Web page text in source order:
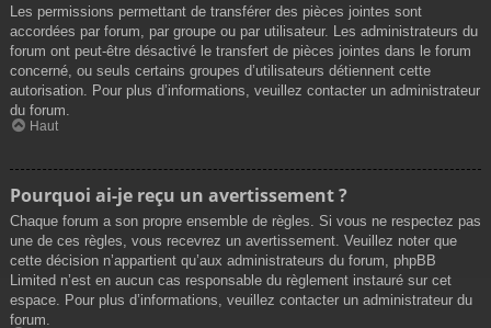
Les permissions permettant de transférer des pièces jointes sont
accordées par forum, par groupe ou par utilisateur. Les administrateurs du
forum ont peut-être désactivé le transfert de pièces jointes dans le forum
concerné, ou seuls certains groupes d’utilisateurs détiennent cette
autorisation. Pour plus d’informations, veuillez contacter un administrateur
du forum.
Haut
Pourquoi ai-je reçu un avertissement ?
Chaque forum a son propre ensemble de règles. Si vous ne respectez pas
une de ces règles, vous recevrez un avertissement. Veuillez noter que
cette décision n’appartient qu’aux administrateurs du forum, phpBB
Limited n’est en aucun cas responsable du règlement instauré sur cet
espace. Pour plus d’informations, veuillez contacter un administrateur du
forum.